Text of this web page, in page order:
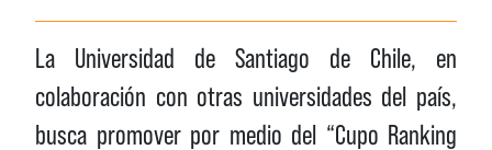
La Universidad de Santiago de Chile, en
colaboración con otras universidades del país,
busca promover por medio del “Cupo Ranking